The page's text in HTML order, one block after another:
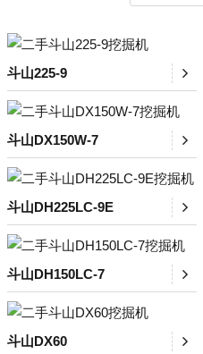
斗山225-9
斗山DX150W-7
斗山DH225LC-9E
斗山DH150LC-7
斗山DX60